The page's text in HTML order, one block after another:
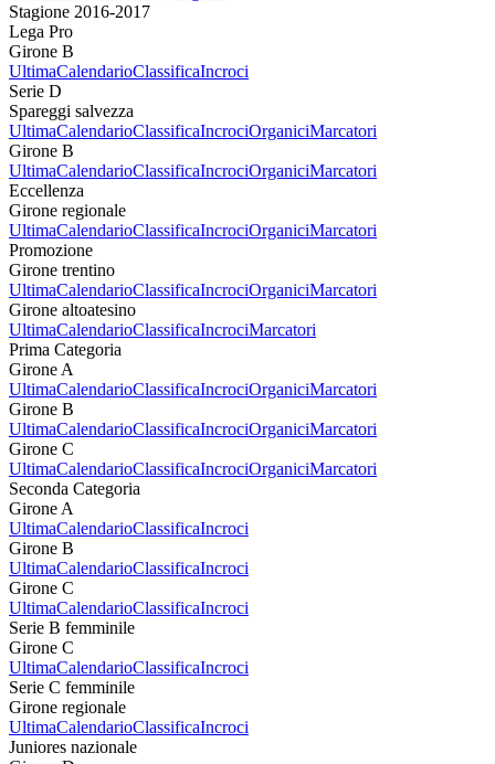
Stagione 2016-2017
Lega Pro
Girone B
UltimaCalendarioClassificaIncroci
Serie D
Spareggi salvezza
UltimaCalendarioClassificaIncrociOrganiciMarcatori
Girone B
UltimaCalendarioClassificaIncrociOrganiciMarcatori
Eccellenza
Girone regionale
UltimaCalendarioClassificaIncrociOrganiciMarcatori
Promozione
Girone trentino
UltimaCalendarioClassificaIncrociOrganiciMarcatori
Girone altoatesino
UltimaCalendarioClassificaIncrociMarcatori
Prima Categoria
Girone A
UltimaCalendarioClassificaIncrociOrganiciMarcatori
Girone B
UltimaCalendarioClassificaIncrociOrganiciMarcatori
Girone C
UltimaCalendarioClassificaIncrociOrganiciMarcatori
Seconda Categoria
Girone A
UltimaCalendarioClassificaIncroci
Girone B
UltimaCalendarioClassificaIncroci
Girone C
UltimaCalendarioClassificaIncroci
Serie B femminile
Girone C
UltimaCalendarioClassificaIncroci
Serie C femminile
Girone regionale
UltimaCalendarioClassificaIncroci
Juniores nazionale